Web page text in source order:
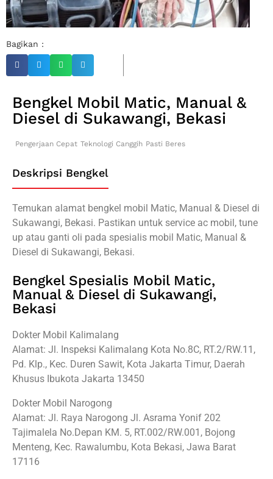
Bagikan :
Bengkel Mobil Matic, Manual &
Diesel di Sukawangi, Bekasi
Pengerjaan Cepat Teknologi Canggih Pasti Beres
Deskripsi Bengkel
Temukan alamat bengkel mobil Matic, Manual & Diesel di
Sukawangi, Bekasi. Pastikan untuk service ac mobil, tune
up atau ganti oli pada spesialis mobil Matic, Manual &
Diesel di Sukawangi, Bekasi.
Bengkel Spesialis Mobil Matic,
Manual & Diesel di Sukawangi,
Bekasi
Dokter Mobil Kalimalang
Alamat: Jl. Inspeksi Kalimalang Kota No.8C, RT.2/RW.11,
Pd. Klp., Kec. Duren Sawit, Kota Jakarta Timur, Daerah
Khusus Ibukota Jakarta 13450
Dokter Mobil Narogong
Alamat: Jl. Raya Narogong Jl. Asrama Yonif 202
Tajimalela No.Depan KM. 5, RT.002/RW.001, Bojong
Menteng, Kec. Rawalumbu, Kota Bekasi, Jawa Barat
17116